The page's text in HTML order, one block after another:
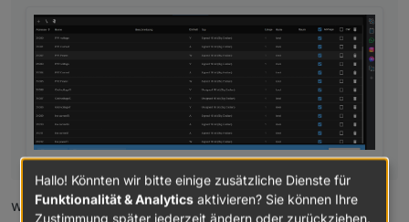
weil dein Köpfchen nicht aktiv ist
Hallo! Könnten wir bitte einige zusätzliche Dienste für
Funktionalität & Analytics aktivieren? Sie können Ihre
Zustimmung später jederzeit ändern oder zurückziehen.